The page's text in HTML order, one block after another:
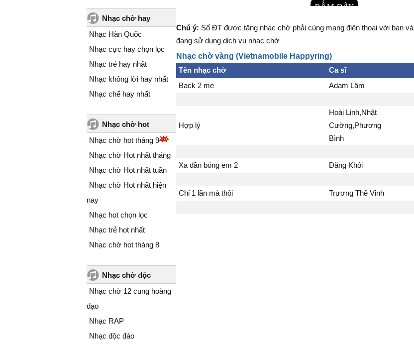
Nhạc chờ hay
Nhạc Hàn Quốc
Nhạc cực hay chọn lọc
Nhạc trẻ hay nhất
Nhạc không lời hay nhất
Nhạc chế hay nhất
Nhạc chờ hot
Nhạc chờ hot tháng 9
Nhạc chờ Hot nhất tháng
Nhạc chờ Hot nhất tuần
Nhạc chờ Hot nhất hiện
nay
Nhạc hot chọn lọc
Nhạc trẻ hot nhất
Nhạc chờ hot tháng 8
Nhạc chờ độc
Nhạc chờ 12 cung hoàng
đạo
Nhạc RAP
Nhạc độc đáo
Chú ý: Số ĐT được tặng nhạc chờ phải cùng mạng điện thoại với bạn và
đang sử dụng dịch vụ nhạc chờ
Nhạc chờ vàng (Vietnamobile Happyring)
Tên nhạc chờ
Ca sĩ
Back 2 me Adam Lâm
Hợp lý
Hoài Linh,Nhật
Cường,Phương
Bình
Xa dần bóng em 2 Đăng Khôi
Chỉ 1 lần mà thôi Trương Thế Vinh